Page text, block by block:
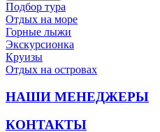
Подбор тура
Отдых на море
Горные лыжи
Экскурсионка
Круизы
Отдых на островах
НАШИ МЕНЕДЖЕРЫ
КОНТАКТЫ